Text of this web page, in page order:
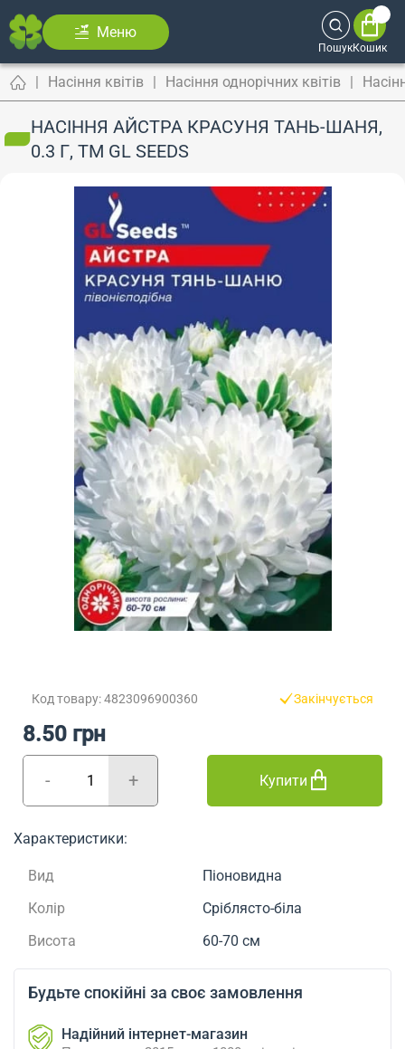
Меню
ПошукКошик
Насіння квітів Насіння однорічних квітів
НАСІННЯ АЙСТРА КРАСУНЯ ТАНЬ-ШАНЯ,
0.3 Г, ТМ GL SEEDS
Код товару: 4823096900360 Закінчується
- +
8.50 грн
Купити
Характеристики:
Вид
Піоновидна
Колір
Сріблясто-біла
Висота
60-70 см
Будьте спокійні за своє замовлення
Надійний інтернет-магазин